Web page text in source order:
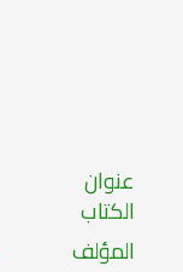
عنوان
الكتاب
المؤلف